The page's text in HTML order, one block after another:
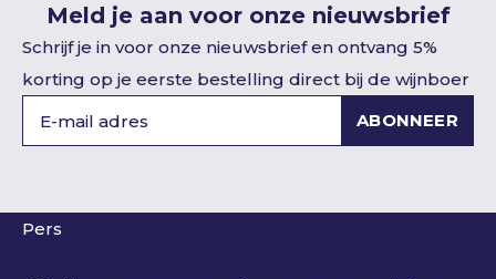
Meld je aan voor onze nieuwsbrief
Schrijf je in voor onze nieuwsbrief en ontvang 5%
korting op je eerste bestelling direct bij de wijnboer
ABONNEER
Pers